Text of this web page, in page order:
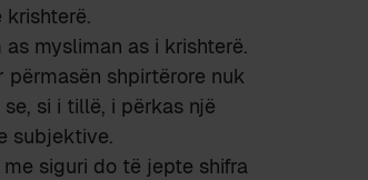
mysliman as i krishterë.
shpirtërore nuk
si i tillë, i përkas një
subjektive.
siguri do të jepte shifra